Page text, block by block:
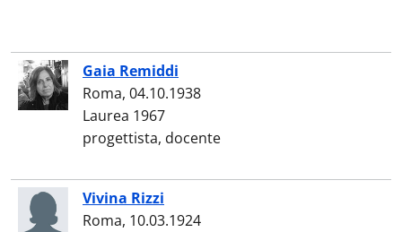
Gaia Remiddi
Roma, 04.10.1938
Laurea 1967
progettista, docente
Vivina Rizzi
Roma, 10.03.1924